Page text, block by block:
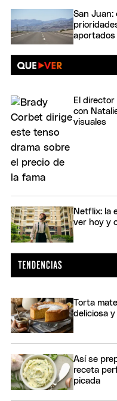
San Juan:
aportados
El
con
visuales
Netflix: la
ver hoy y
Torta
deliciosa
Así se
receta
picada